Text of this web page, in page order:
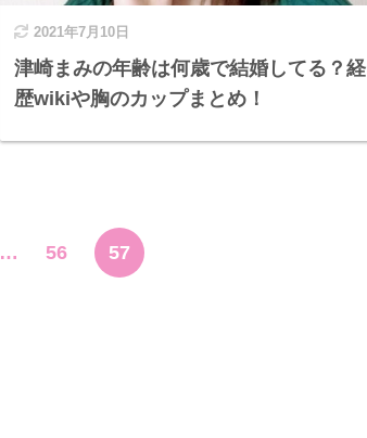
2021年7月10日
津崎まみの年齢は何歳で結婚してる？経
歴wikiや胸のカップまとめ！
… 56 57